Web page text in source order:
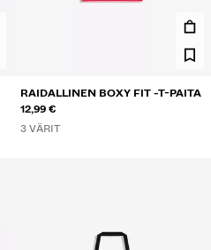
RAIDALLINEN BOXY FIT -T-PAITA
12,99 €
3 VÄRIT